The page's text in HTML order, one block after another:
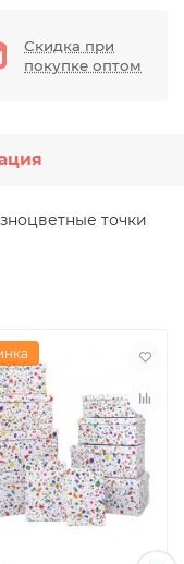
Скидка при
покупке оптом
точки